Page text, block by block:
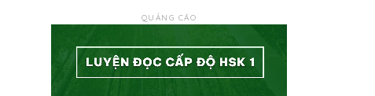
QUẢNG CÁO